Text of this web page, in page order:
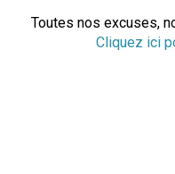
Toutes nos excuses,
Cliquez ici